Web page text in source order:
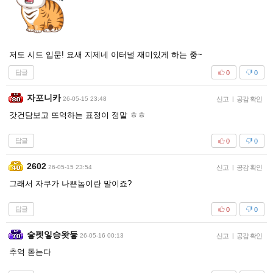
저도 시드 입문! 요새 지제네 이터널 재미있게 하는 중~
답글 0
0
자포니카 26-05-15 23:48 신고 | 공감 확인
갓건담보고 뜨억하는 표정이 정말 ㅎㅎ
답글 0
0
2602 26-05-15 23:54 신고 | 공감 확인
그래서 자쿠가 나쁜놈이란 말이죠?
답글 0
0
슿펫잏승왓듷 26-05-16 00:13 신고 | 공감 확인
추억 돋는다